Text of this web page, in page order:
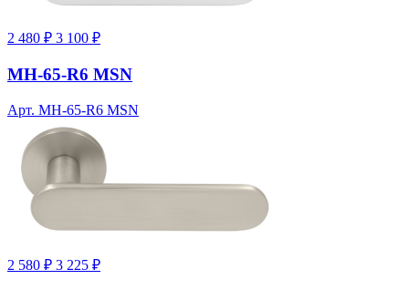
2 480 ₽ 3 100 ₽
MH-65-R6 MSN
Арт. MH-65-R6 MSN
2 580 ₽ 3 225 ₽